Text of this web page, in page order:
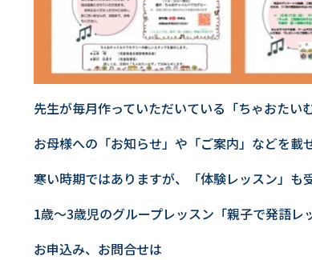
先生が毎月作っていただいている「ちゃおたい
お母様への「お知らせ」や「ご案内」などを載
寒い時期ではありますが、「体験レッスン」も
1歳〜3歳児のグループレッスン「親子で発語
お申込み、お問合せは